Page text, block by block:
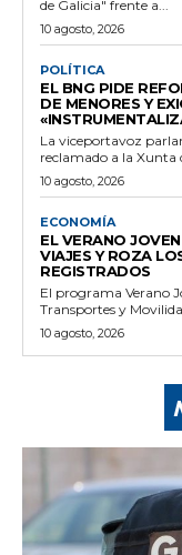
de Galicia" frente a...
10 agosto, 2026
POLÍTICA
EL BNG PIDE
DE MENORES Y
La viceportavoz
reclamado a la Xunta
10 agosto, 2026
ECONOMÍA
EL VERANO
VIAJES Y ROZA
REGISTRADOS
El programa Verano
Transportes y
10 agosto, 2026